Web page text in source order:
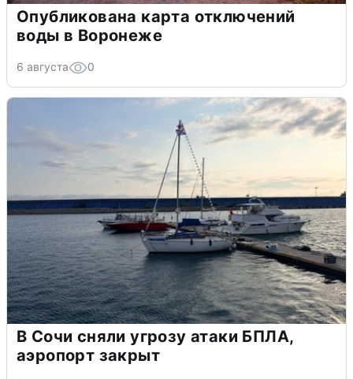
Опубликована карта отключений
воды в Воронеже
6 августа 0
В Сочи сняли угрозу атаки БПЛА,
аэропорт закрыт